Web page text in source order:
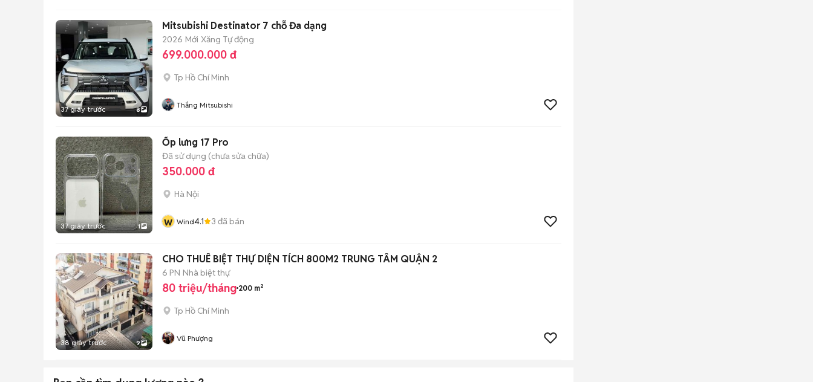
37 giây trước 8
Mitsubishi Destinator 7 chỗ Đa dạng
2026 Mới Xăng Tự động
699.000.000 đ
Tp Hồ Chí Minh
Thắng Mitsubishi
37 giây trước 1
Ốp lưng 17 Pro
Đã sử dụng (chưa sửa chữa)
350.000 đ
Hà Nội
w Wind4.1 3 đã bán
38 giây trước 9
CHO THUÊ BIỆT THỰ DIỆN TÍCH 800M2 TRUNG TÂM QUẬN 2
6 PN Nhà biệt thự
80 triệu/tháng 200 m²
Tp Hồ Chí Minh
Vũ Phượng